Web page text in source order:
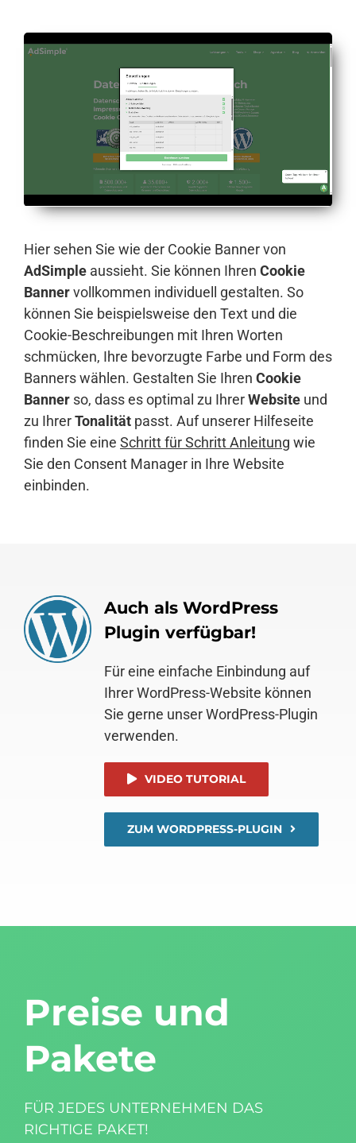
Hier sehen Sie wie der Cookie Banner von
AdSimple aussieht. Sie können Ihren Cookie
Bannervollkommen individuell gestalten. So
können Sie beispielsweise den Text und die
Cookie-Beschreibungen mit Ihren Worten
schmücken, Ihre bevorzugte Farbe und Form des
Banners wählen. Gestalten Sie Ihren Cookie
Banner so, dass es optimal zu IhrerWebsite und
zu IhrerTonalität passt. Auf unserer Hilfeseite
finden Sie eine Schritt für Schritt Anleitung wie
Sie den Consent Manager in Ihre Website
einbinden.
Auch als WordPress
Plugin verfügbar!
Für eine einfache Einbindung auf
Ihrer WordPress-Website können
Sie gerne unser WordPress-Plugin
verwenden.
VIDEO TUTORIAL
ZUM WORDPRESS-PLUGIN
Preise und
Pakete
FÜR JEDES UNTERNEHMEN DAS
RICHTIGE PAKET!